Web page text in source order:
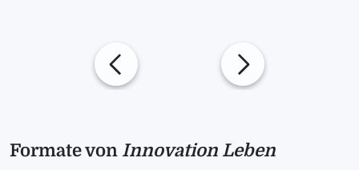
Formate von Innovation Leben